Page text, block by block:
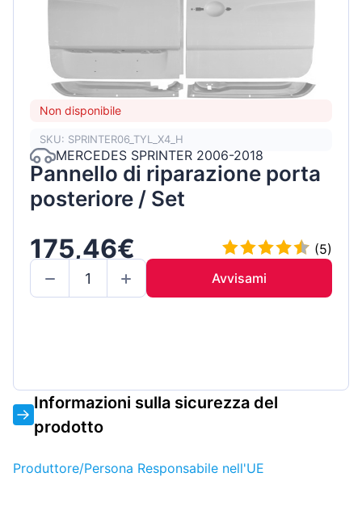
Non disponibile
SKU: SPRINTER06_TYL_X4_H
MERCEDES SPRINTER 2006-2018
Pannello di riparazione porta
posteriore / Set
175,46€
(5)
Avvisami
Informazioni sulla sicurezza del
prodotto
Produttore/Persona Responsabile nell'UE